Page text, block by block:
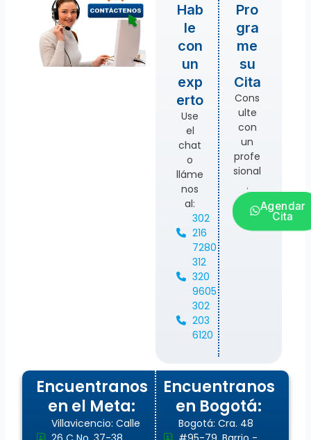
Hab
le
con
un
exp
erto
Use
el
chat
o
lláme
nos
al:
302
216
7280
312
320
9605
302
203
6120
Pro
gra
me
su
Cita
Cons
ulte
con
un
profe
sional
.
Agendar
Cita
Encuentranos
en el Meta:
Villavicencio: Calle
Encuentranos
en Bogotá:
Bogotá: Cra. 48